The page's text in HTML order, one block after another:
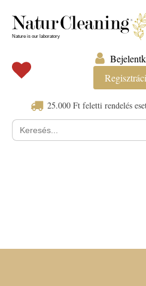
25.000 Ft feletti rendelés
Keresés: